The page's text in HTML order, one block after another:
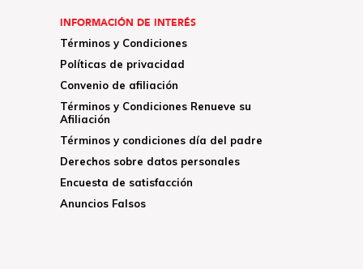
INFORMACIÓN DE INTERÉS
Términos y Condiciones
Políticas de privacidad
Convenio de afiliación
Términos y Condiciones Renueve su
Afiliación
Términos y condiciones día del padre
Derechos sobre datos personales
Encuesta de satisfacción
Anuncios Falsos